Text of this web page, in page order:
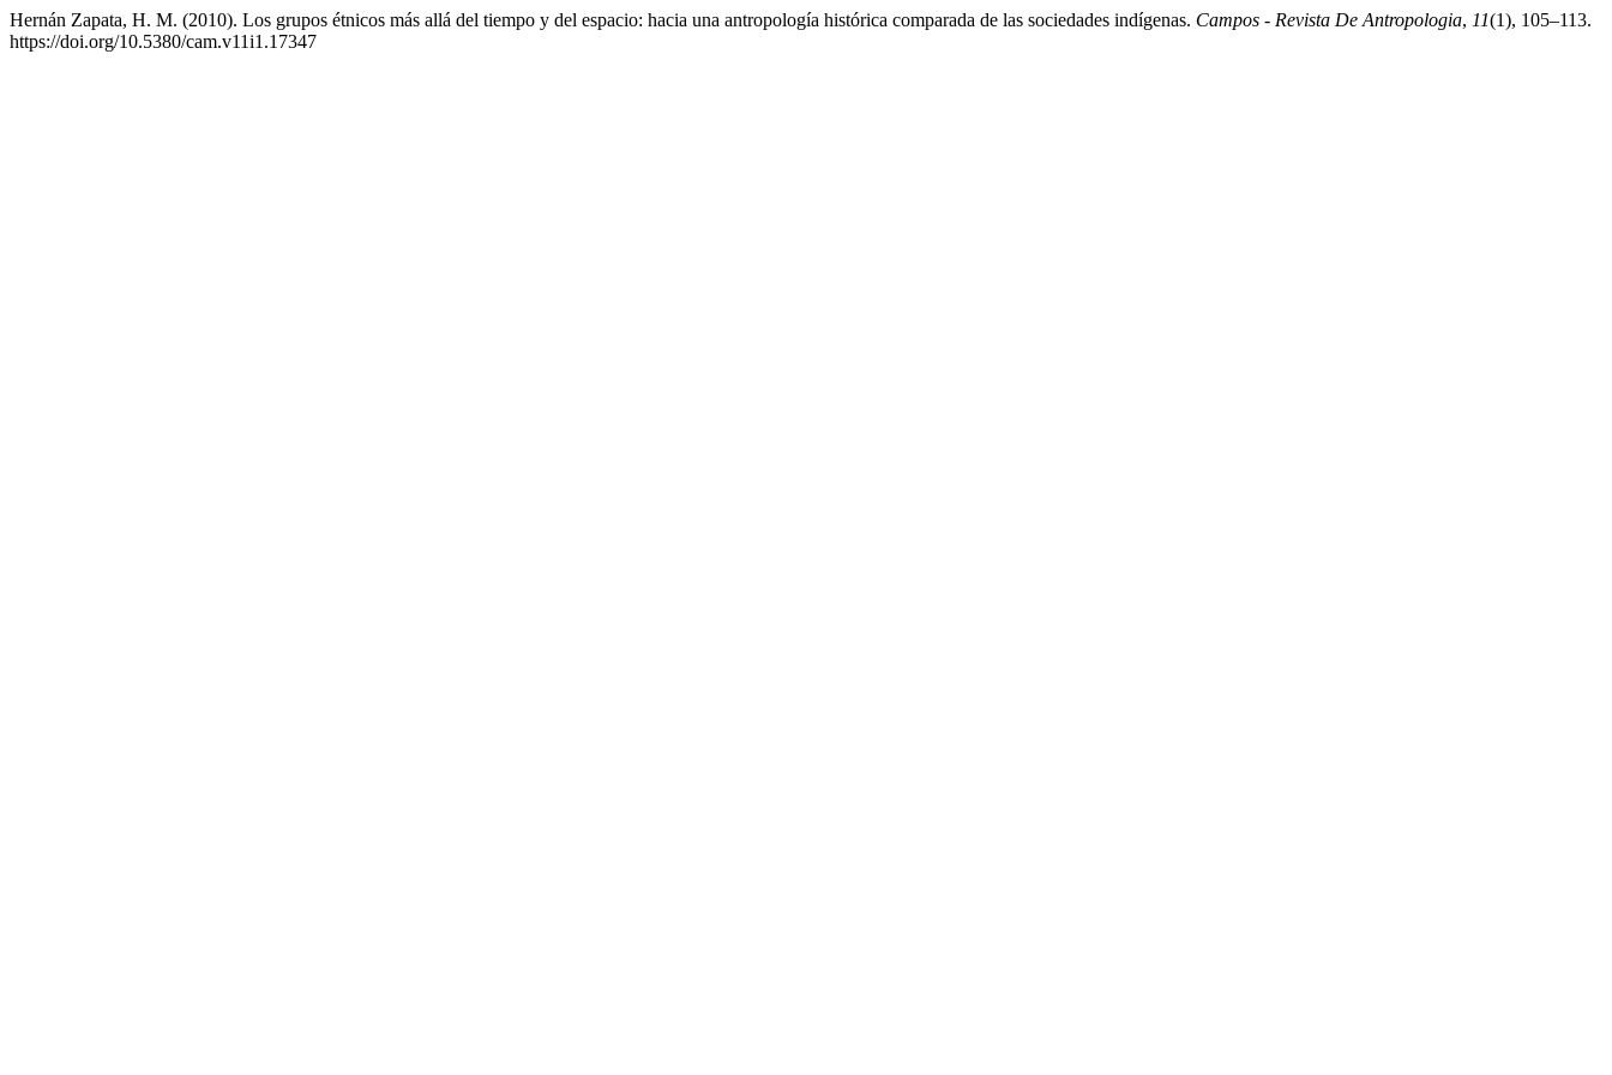
Hernán Zapata, H. M. (2010). Los grupos étnicos más allá del tiempo y del espacio: hacia una antropología histórica comparada de las sociedades indígenas. Campos - Revista De Antropologia, 11(1), 105–113.
https://doi.org/10.5380/cam.v11i1.17347